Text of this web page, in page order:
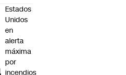
Estados
Unidos
en
alerta
máxima
por
incendios